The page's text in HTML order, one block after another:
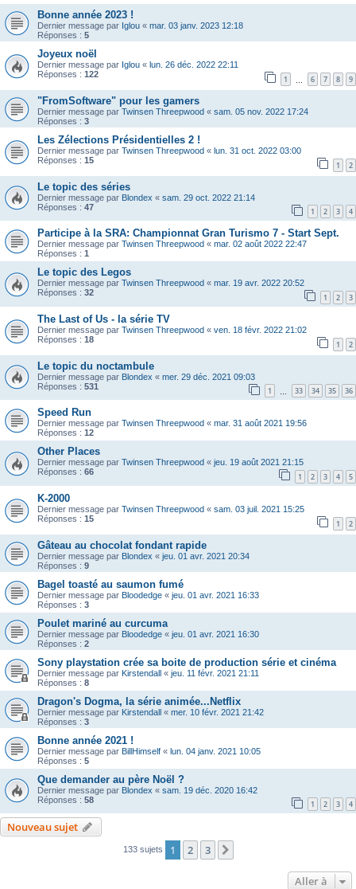
Bonne année 2023 !
Dernier message par Iglou « mar. 03 janv. 2023 12:18
Réponses : 5
Joyeux noël
Dernier message par Iglou « lun. 26 déc. 2022 22:11
Réponses : 122 1 6 7 8 9
"FromSoftware" pour les gamers
Dernier message par Twinsen Threepwood « sam. 05 nov. 2022 17:24
Réponses : 3
Les Zélections Présidentielles 2 !
Dernier message par Twinsen Threepwood « lun. 31 oct. 2022 03:00
Réponses : 15 1 2
Le topic des séries
Dernier message par Blondex « sam. 29 oct. 2022 21:14
Réponses : 47 1 2 3 4
Participe à la SRA: Championnat Gran Turismo 7 - Start Sept.
Dernier message par Twinsen Threepwood « mar. 02 août 2022 22:47
Réponses : 1
Le topic des Legos
Dernier message par Twinsen Threepwood « mar. 19 avr. 2022 20:52
Réponses : 32 1 2 3
The Last of Us - la série TV
Dernier message par Twinsen Threepwood « ven. 18 févr. 2022 21:02
Réponses : 18 1 2
Le topic du noctambule
Dernier message par Blondex « mer. 29 déc. 2021 09:03
Réponses : 531 1 33 34 35 36
Speed Run
Dernier message par Twinsen Threepwood « mar. 31 août 2021 19:56
Réponses : 12
Other Places
Dernier message par Twinsen Threepwood « jeu. 19 août 2021 21:15
Réponses : 66 1 2 3 4 5
K-2000
Dernier message par Twinsen Threepwood « sam. 03 juil. 2021 15:25
Réponses : 15 1 2
Gâteau au chocolat fondant rapide
Dernier message par Blondex « jeu. 01 avr. 2021 20:34
Réponses : 9
Bagel toasté au saumon fumé
Dernier message par Bloodedge « jeu. 01 avr. 2021 16:33
Réponses : 3
Poulet mariné au curcuma
Dernier message par Bloodedge « jeu. 01 avr. 2021 16:30
Réponses : 2
Sony playstation crée sa boite de production série et cinéma
Dernier message par Kirstendall « jeu. 11 févr. 2021 21:11
Réponses : 8
Dragon's Dogma, la série animée...Netflix
Dernier message par Kirstendall « mer. 10 févr. 2021 21:42
Réponses : 3
Bonne année 2021 !
Dernier message par BillHimself « lun. 04 janv. 2021 10:05
Réponses : 5
Que demander au père Noël ?
Dernier message par Blondex « sam. 19 déc. 2020 16:42
Réponses : 58 1 2 3 4
Nouveau sujet
133 sujets 1 2 3
Aller à